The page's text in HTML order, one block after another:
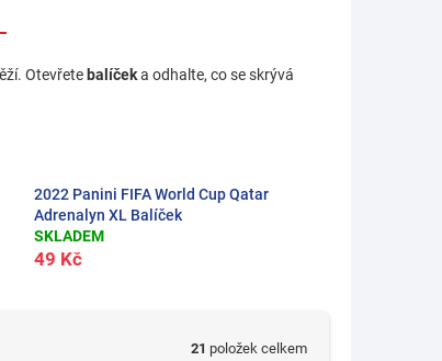
Otevřete balíčeka odhalte, co se skrývá
2022 Panini FIFA World Cup Qatar
Adrenalyn XL Balíček
SKLADEM
49 Kč
21 položek celkem